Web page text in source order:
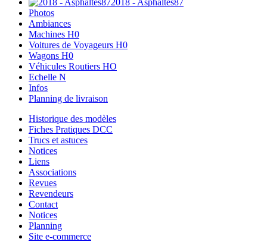
Photos
Ambiances
Machines H0
Voitures de Voyageurs H0
Wagons H0
Véhicules Routiers HO
Echelle N
Infos
Planning de livraison
Historique des modèles
Fiches Pratiques DCC
Trucs et astuces
Notices
Liens
Associations
Revues
Revendeurs
Contact
Notices
Planning
Site e-commerce